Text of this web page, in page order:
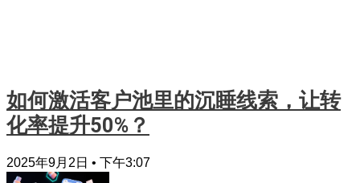
如何激活客户池里的沉睡线索，让转
化率提升50%？
2025年9月2日 下午3:07